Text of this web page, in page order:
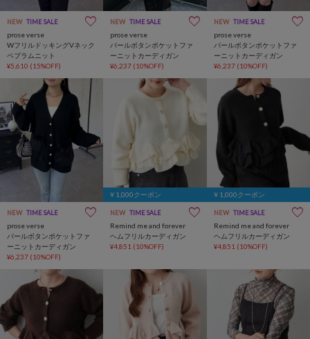
NEW TIME SALE
prose verse
WフリルドッキングVネック
ペプラムニット
¥5,610 (15%OFF)
NEW TIME SALE
prose verse
パールボタンポケットファ
ーニットカーディガン
¥6,237 (10%OFF)
NEW TIME SALE
prose verse
パールボタンポケットファ
ーニットカーディガン
¥6,237 (10%OFF)
NEW TIME SALE
prose verse
パールボタンポケットファ
ーニットカーディガン
¥6,237 (10%OFF)
￥1,000クーポン
NEW TIME SALE
Remind me and forever
ヘムフリルカーディガン
¥4,851 (10%OFF)
￥1,000クーポン
NEW TIME SALE
Remind me and forever
ヘムフリルカーディガン
¥4,851 (10%OFF)